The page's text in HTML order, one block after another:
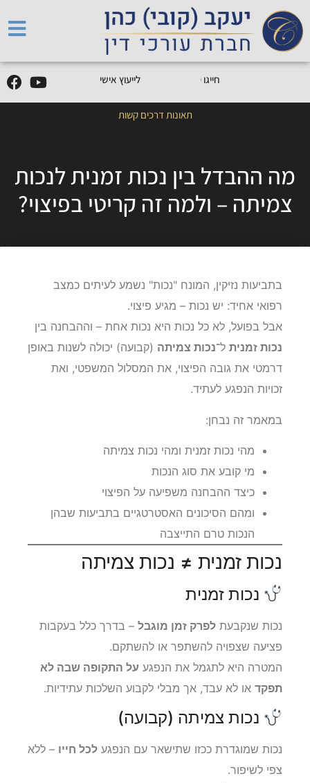
חייגו050- לייעוץ אישי
תאונות דרכים קשות
מה ההבדל בין נכות זמנית לנכות
צמיתה – ולמה זה קריטי בפיצוי?
בתביעות נזיקין, המונח "נכות" נשמע לעיתים כמצב
רפואי אחיד: יש נכות – מגיע פיצוי.
אבל בפועל, לא כל נכות היא נכות אחת – וההבחנה בין
נכות זמנית ל־נכות צמיתה (קבועה) יכולה לשנות באופן
דרמטי את גובה הפיצוי, את המסלול המשפטי, ואת
זכויות הנפגע לעתיד.
במאמר זה נבחן:
מהי נכות זמנית ומהי נכות צמיתה
מי קובע את סוג הנכות
כיצד ההבחנה משפיעה על הפיצוי
ומהם הסיכונים האסטרטגיים בתביעות שבהן
הנכות טרם התייצבה
נכות זמנית ≠ נכות צמיתה
נכות זמנית
נכות שנקבעת לפרק זמן מוגבל – בדרך כלל בעקבות
פציעה שצפויה להשתפר או להשתקם.
המטרה היא לתגמל את הנפגע על התקופה שבה לא
תפקד או לא עבד, אך מבלי לקבוע השלכות עתידיות.
נכות צמיתה (קבועה)
נכות שמוגדרת ככזו שתישאר עם הנפגע לכל חייו – ללא
צפי לשיפור.